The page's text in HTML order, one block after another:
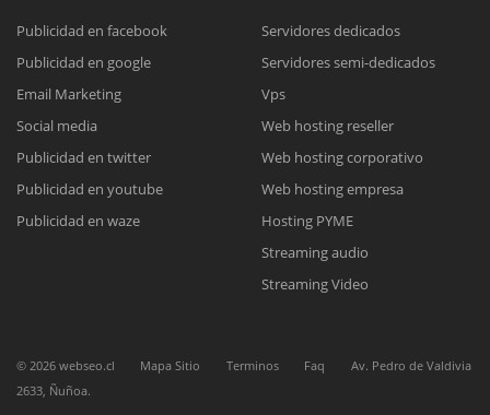
Reunión online
Nuestros ejecutivos le enviarán un correo electrónico con el enlace a
Meet para la reunión online.
Cotización
Todos nuestros ejecutivos están fuera de línea. Complete el formulario
Publicidad en facebook
Publicidad en google
Email Marketing
Social media
Publicidad en twitter
Publicidad en youtube
Publicidad en waze
Servidores dedicados
Servidores semi-dedicados
Vps
Web hosting reseller
Web hosting corporativo
Web hosting empresa
Hosting PYME
Streaming audio
Streaming Video
© 2026 webseo.cl Mapa Sitio Terminos Faq
Av. Pedro de Valdivia
2633, Ñuñoa.